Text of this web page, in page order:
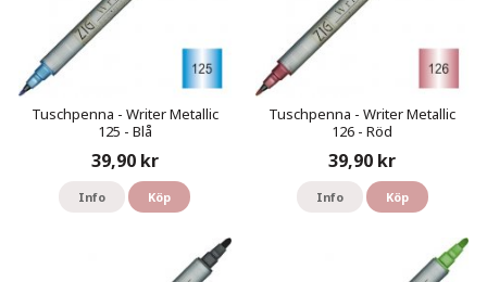
Tuschpenna - Writer Metallic
125 - Blå
39,90 kr
Info Köp
Tuschpenna - Writer Metallic
126 - Röd
39,90 kr
Info Köp